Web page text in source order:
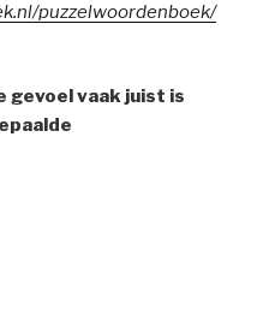
puzzelwoordenboek/
gevoel vaak juist is